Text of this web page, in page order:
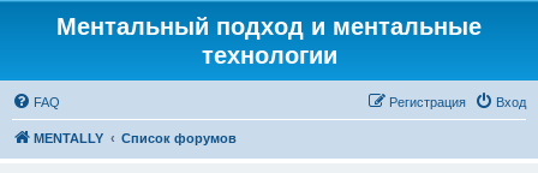
Ментальный подход и ментальные
технологии
FAQ Вход
Регистрация
MENTALLY Список форумов